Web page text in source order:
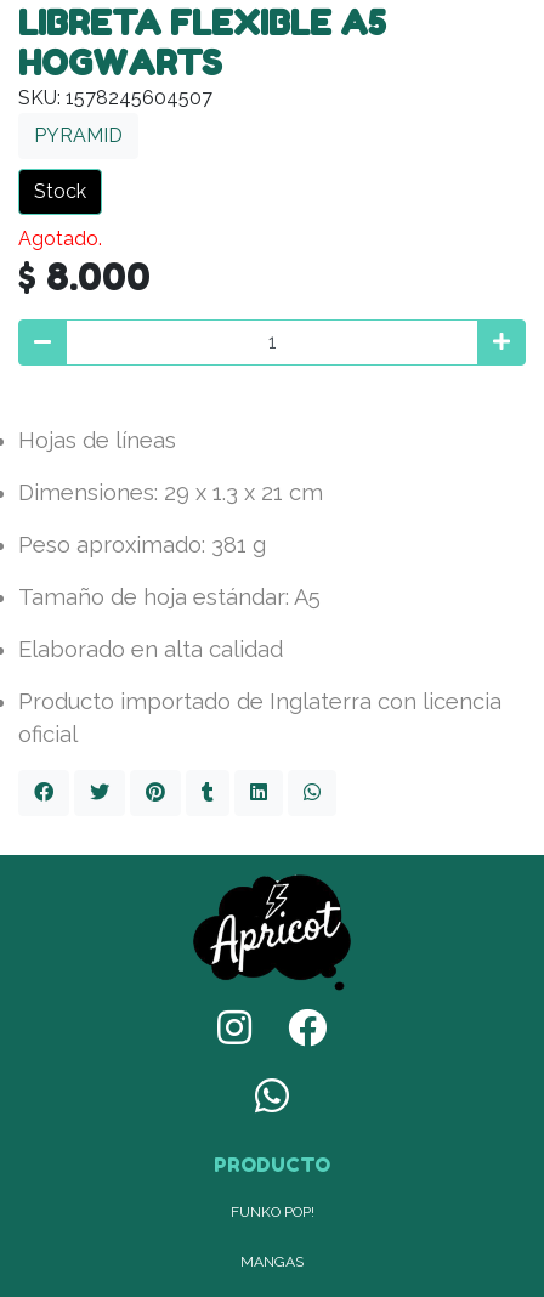
LIBRETA FLEXIBLE A5
HOGWARTS
SKU: 1578245604507
PYRAMID
Stock
Agotado.
$ 8.000
Hojas de líneas
Dimensiones: 29 x 1.3 x 21 cm
Peso aproximado: 381 g
Tamaño de hoja estándar: A5
Elaborado en alta calidad
Producto importado de Inglaterra con licencia
oficial
PRODUCTO
FUNKO POP!
MANGAS